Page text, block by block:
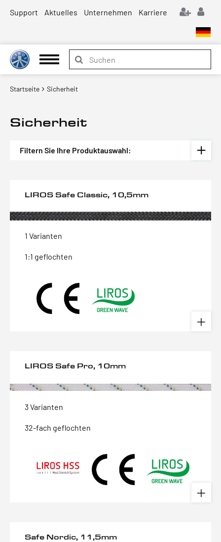
Support Aktuelles Unternehmen Karriere
Startseite Sicherheit
Sicherheit
Filtern Sie Ihre Produktauswahl:
LIROS Safe Classic, 10,5mm
1 Varianten
1:1 geflochten
LIROS Safe Pro, 10mm
3 Varianten
32-fach geflochten
Safe Nordic, 11,5mm